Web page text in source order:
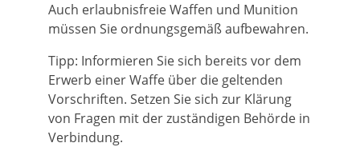
Auch erlaubnisfreie Waffen und Munition
müssen Sie ordnungsgemäß aufbewahren.
Tipp: Informieren Sie sich bereits vor dem
Erwerb einer Waffe über die geltenden
Vorschriften. Setzen Sie sich zur Klärung
von Fragen mit der zuständigen Behörde in
Verbindung.